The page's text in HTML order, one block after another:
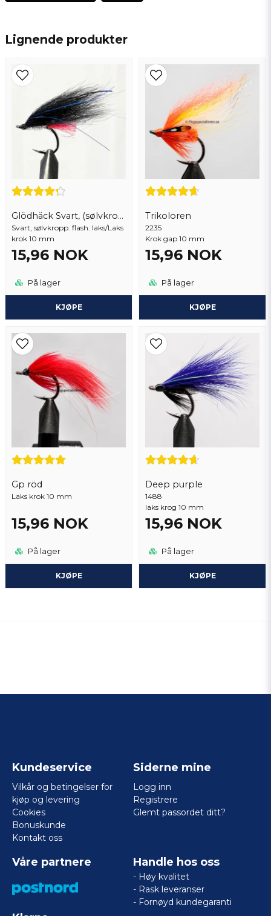
Lignende produkter
Glödhäck Svart, (sølvkropp)
Svart, sølvkropp. flash. laks/Laks
krok 10 mm
15,96 NOK
På lager
KJØPE
Trikoloren
2235
Krok gap 10 mm
15,96 NOK
På lager
KJØPE
Gp röd
Laks krok 10 mm
15,96 NOK
På lager
KJØPE
Deep purple
1488
laks krog 10 mm
15,96 NOK
På lager
KJØPE
Navn
email
Epostadresse
Ja, du kan publisere spørsmålet mitt
Send spørsmål
Kundeservice
Vilkår og betingelser for
kjøp og levering
Cookies
Bonuskunde
Kontakt oss
Siderne mine
Logg inn
Registrere
Glemt passordet ditt?
Våre partnere Handle hos oss
- Høy kvalitet
- Rask leveranser
- Fornøyd kundegaranti